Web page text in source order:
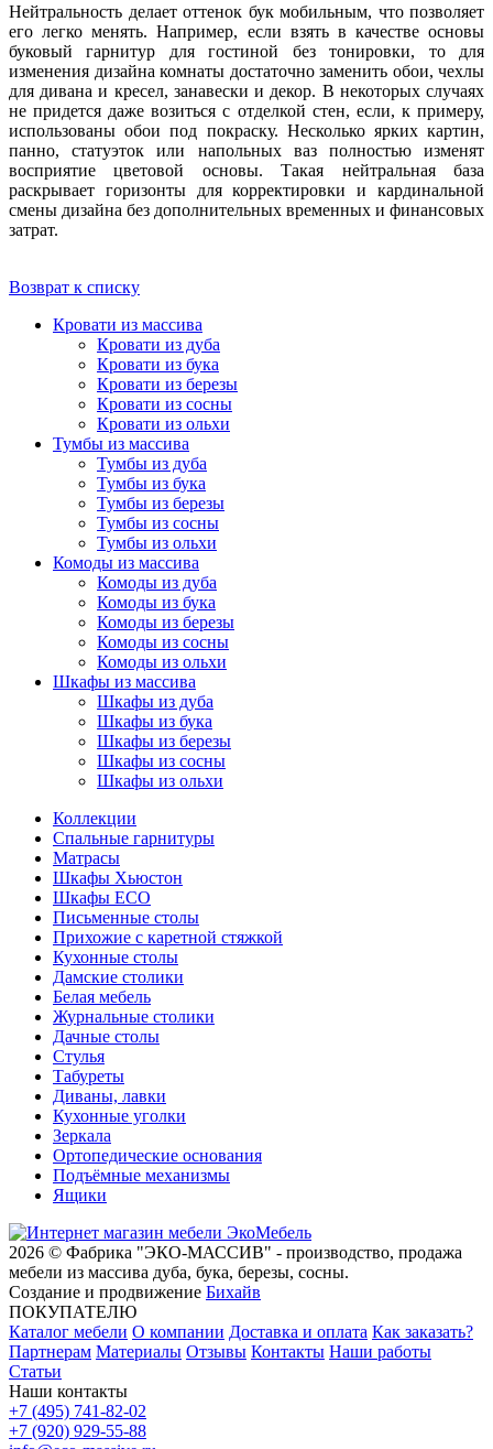
Нейтральность делает оттенок бук мобильным, что позволяет
его легко менять. Например, если взять в качестве основы
буковый гарнитур для гостиной без тонировки, то для
изменения дизайна комнаты достаточно заменить обои, чехлы
для дивана и кресел, занавески и декор. В некоторых случаях
не придется даже возиться с отделкой стен, если, к примеру,
использованы обои под покраску. Несколько ярких картин,
панно, статуэток или напольных ваз полностью изменят
восприятие цветовой основы. Такая нейтральная база
раскрывает горизонты для корректировки и кардинальной
смены дизайна без дополнительных временных и финансовых
затрат.
Возврат к списку
Кровати из массива
Кровати из дуба
Кровати из бука
Кровати из березы
Кровати из сосны
Кровати из ольхи
Тумбы из массива
Тумбы из дуба
Тумбы из бука
Тумбы из березы
Тумбы из сосны
Тумбы из ольхи
Комоды из массива
Комоды из дуба
Комоды из бука
Комоды из березы
Комоды из сосны
Комоды из ольхи
Шкафы из массива
Шкафы из дуба
Шкафы из бука
Шкафы из березы
Шкафы из сосны
Шкафы из ольхи
Коллекции
Спальные гарнитуры
Матрасы
Шкафы Хьюстон
Шкафы ECO
Письменные столы
Прихожие с каретной стяжкой
Кухонные столы
Дамские столики
Белая мебель
Журнальные столики
Дачные столы
Стулья
Табуреты
Диваны, лавки
Кухонные уголки
Зеркала
Ортопедические основания
Подъёмные механизмы
Ящики
2026 © Фабрика "ЭКО-МАССИВ" - производство, продажа
мебели из массива дуба, бука, березы, сосны.
Создание и продвижение Бихайв
ПОКУПАТЕЛЮ
Каталог мебели О компании Доставка и оплата Как заказать?
Партнерам Материалы Отзывы Контакты Наши работы
Статьи
Наши контакты
+7 (495) 741-82-02
+7 (920) 929-55-88